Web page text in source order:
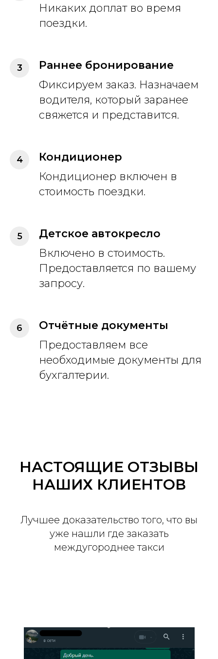
Никаких доплат во время
поездки.
Раннее бронирование
Фиксируем заказ. Назначаем
водителя, который заранее
свяжется и представится.
Кондиционер
Кондиционер включен в
стоимость поездки.
Детское автокресло
Включено в стоимость.
Предоставляется по вашему
запросу.
Отчётные документы
Предоставляем все
необходимые документы для
бухгалтерии.
НАСТОЯЩИЕ ОТЗЫВЫ
НАШИХ КЛИЕНТОВ
Лучшее доказательство того, что вы
уже нашли где заказать
междугороднее такси